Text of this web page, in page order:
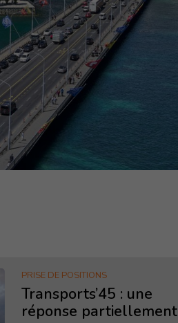
Contact
PRISE DE POSITIONS
Transports’45 : une
réponse partiellement